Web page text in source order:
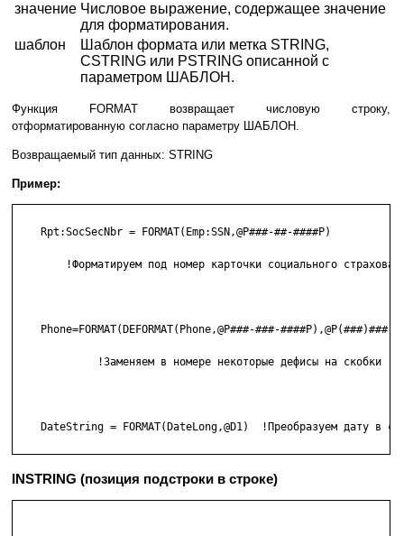
значение Числовое выражение, содержащее значение
для форматирования.
шаблон
Шаблон формата или метка STRING,
CSTRING или PSTRING описанной с
параметром ШАБЛОН.
Функция FORMAT возвращает числовую строку,
отформатированную согласно параметру ШАБЛОН.
Возвращаемый тип данных: STRING
Пример:
    Rpt:SocSecNbr = FORMAT(Emp:SSN,@P###-##-####P)
!Форматируем под номер карточки социального
Phone=FORMAT(DEFORMAT(Phone,@P###-###-####P),@P(###)###-
             !Заменяем в номере некоторые дефисы на скобки
DateString = FORMAT(DateLong,@D1)  !Преобразуем дату в
INSTRING (позиция подстроки в строке)